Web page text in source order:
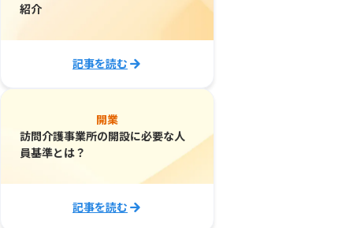
紹介
記事を読む
開業
訪問介護事業所の開設に必要な人
員基準とは？
記事を読む